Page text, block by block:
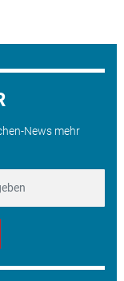
News mehr